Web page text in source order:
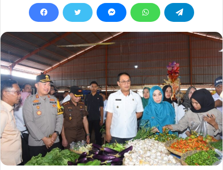
email